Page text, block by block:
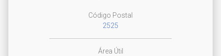
Código Postal
2525
Área Útil